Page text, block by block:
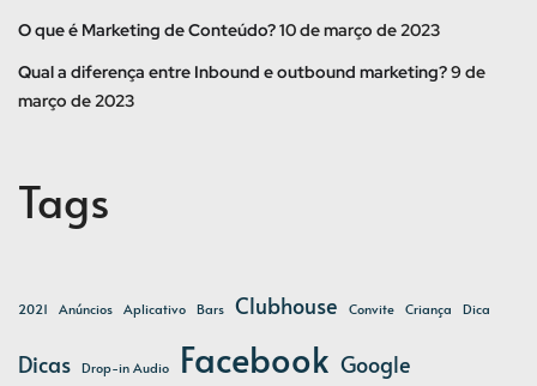
O que é Marketing de Conteúdo?10 de março de 2023
Qual a diferença entre Inbound e outbound marketing?9 de
março de 2023
Tags
2021 Anúncios Aplicativo Bars Clubhouse Convite Criança Dica
Dicas Drop-in Audio Facebook Google